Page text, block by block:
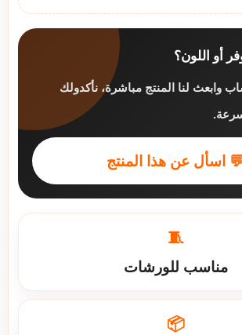
أو اللون؟
وابعث لنا المنتج مباشرة، نأكدولك
اسأل عن هذا المنتج
🧵
مناسب للورشات
📦